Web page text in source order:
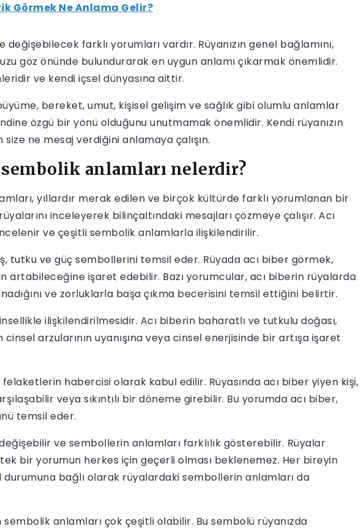
Görmek Ne Anlama Gelir?
değişebilecek farklı yorumları vardır. Rüyanızın genel bağlamını,
göz önünde bulundurarak en uygun anlamı çıkarmak önemlidir.
ve kendi içsel dünyasına aittir.
bereket, umut, kişisel gelişim ve sağlık gibi olumlu anlamlar
özgü bir yönü olduğunu unutmamak önemlidir. Kendi rüyanızın
ne mesaj verdiğini anlamaya çalışın.
sembolik anlamları nelerdir?
yıllardır merak edilen ve birçok kültürde farklı yorumlanan bir
inceleyerek bilinçaltındaki mesajları çözmeye çalışır. Acı
ve çeşitli sembolik anlamlarla ilişkilendirilir.
tutku ve güç sembollerini temsil eder. Rüyada acı biber görmek,
artabileceğine işaret edebilir. Bazı yorumcular, acı biberin rüyalarda
ve zorluklarla başa çıkma becerisini temsil ettiğini belirtir.
ilişkilendirilmesidir. Acı biberin baharatlı ve tutkulu doğası,
arzularının uyanışına veya cinsel enerjisinde bir artışa işaret
felaketlerin habercisi olarak kabul edilir. Rüyasında acı biber yiyen kişi,
veya sıkıntılı bir döneme girebilir. Bu yorumda acı biber,
temsil eder.
ve sembollerin anlamları farklılık gösterebilir. Rüyalar
bir yorumun herkes için geçerli olması beklenemez. Her bireyin
bağlı olarak rüyalardaki sembollerin anlamları da
sembolik anlamları çok çeşitli olabilir. Bu sembolü rüyanızda